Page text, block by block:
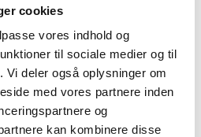
cookies
vores indhold og
til sociale medier og til
deler også oplysninger om
med vores partnere inden
og
kan kombinere disse